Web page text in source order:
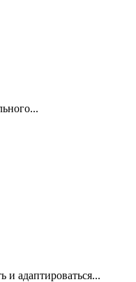
и адаптироваться...